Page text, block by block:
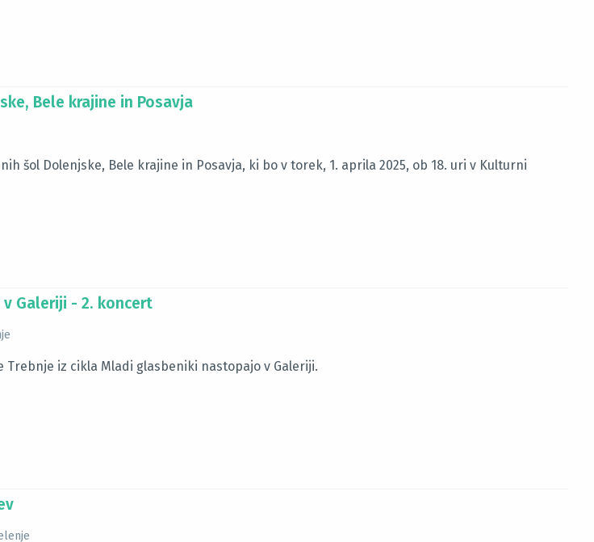
Bele krajine in Posavja
šol Dolenjske, Bele krajine in Posavja, ki bo v torek, 1. aprila 2025, ob 18. uri v Kulturni
Galeriji - 2. koncert
Trebnje iz cikla Mladi glasbeniki nastopajo v Galeriji.